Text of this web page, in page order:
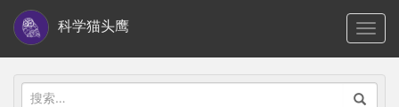
i
科学猫头鹰
搜